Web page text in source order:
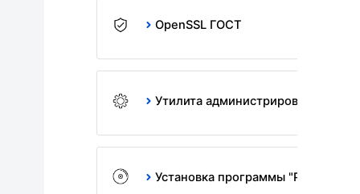
OpenSSL ГОСТ
Утилита администрирования
Установка программы "Рутокен